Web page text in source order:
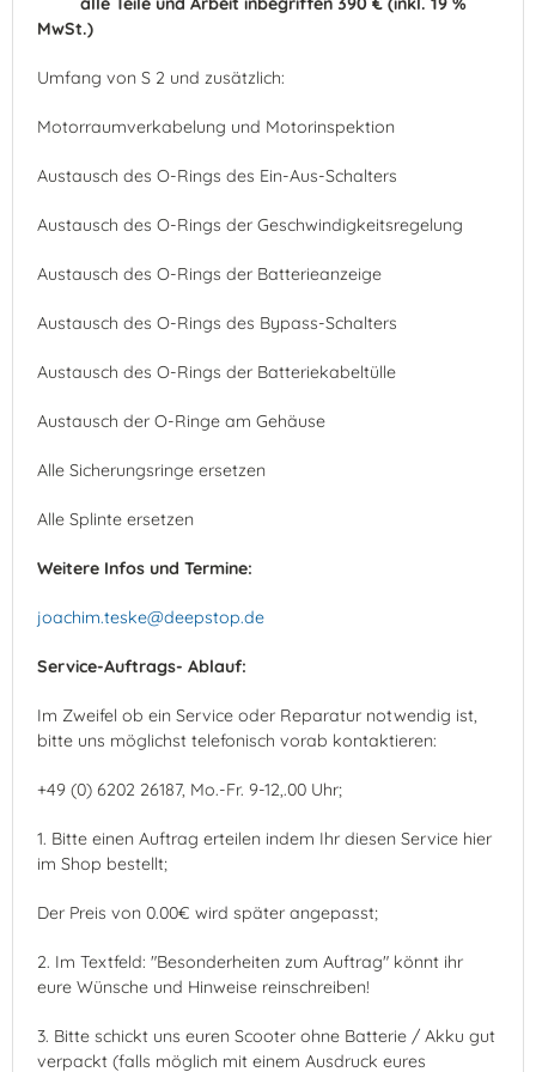
MwSt.)
Umfang von S 2 und zusätzlich:
Motorraumverkabelung und Motorinspektion
Austausch des O-Rings des Ein-Aus-Schalters
Austausch des O-Rings der Geschwindigkeitsregelung
Austausch des O-Rings der Batterieanzeige
Austausch des O-Rings des Bypass-Schalters
Austausch des O-Rings der Batteriekabeltülle
Austausch der O-Ringe am Gehäuse
Alle Sicherungsringe ersetzen
Alle Splinte ersetzen
Weitere Infos und Termine:
joachim.teske@deepstop.de
Service-Auftrags- Ablauf:
Im Zweifel ob ein Service oder Reparatur notwendig ist,
bitte uns möglichst telefonisch vorab kontaktieren:
+49 (0) 6202 26187, Mo.-Fr. 9-12,.00 Uhr;
1. Bitte einen Auftrag erteilen indem Ihr diesen Service hier
im Shop bestellt;
Der Preis von 0.00€ wird später angepasst;
2. Im Textfeld: "Besonderheiten zum Auftrag" könnt ihr
eure Wünsche und Hinweise reinschreiben!
3. Bitte schickt uns euren Scooter ohne Batterie / Akku gut
verpackt (falls möglich mit einem Ausdruck eures